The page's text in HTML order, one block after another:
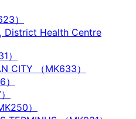
）
District Health Centre
）
CITY （MK633）
）